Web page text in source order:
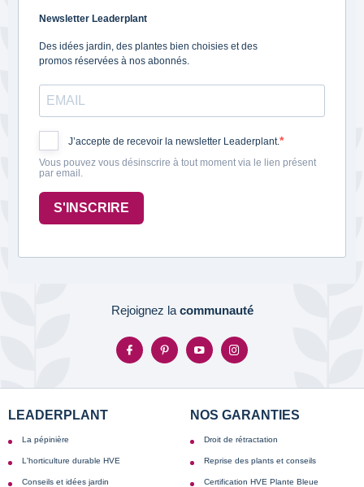
Newsletter Leaderplant
Des idées jardin, des plantes bien choisies et des
promos réservées à nos abonnés.
J’accepte de recevoir la newsletter Leaderplant.
Vous pouvez vous désinscrire à tout moment via le lien présent
par email.
S'INSCRIRE
Rejoignez la communauté
LEADERPLANT
La pépinière
L'horticulture durable HVE
Conseils et idées jardin
NOS GARANTIES
Droit de rétractation
Reprise des plants et conseils
Certification HVE Plante Bleue